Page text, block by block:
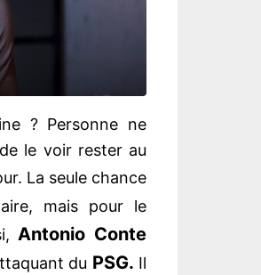
? Personne ne
le voir rester au
La seule chance
mais pour le
Antonio Conte
du PSG. Il